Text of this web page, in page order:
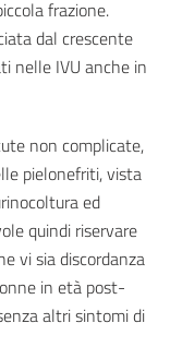
frazione.
dal crescente
nelle IVU anche in
non complicate,
pielonefriti, vista
ed
quindi riservare
vi sia discordanza
in età post-
altri sintomi di